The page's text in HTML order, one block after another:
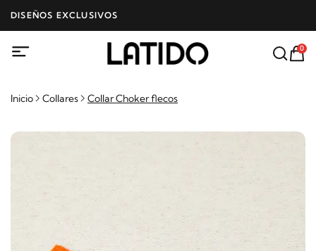
DISEÑOS EXCLUSIVOS
0
Inicio Collares Collar Choker flecos